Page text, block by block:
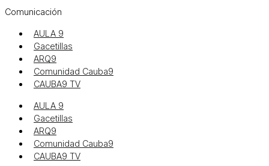
Comunicación
AULA 9
Gacetillas
ARQ9
Comunidad Cauba9
CAUBA9 TV
AULA 9
Gacetillas
ARQ9
Comunidad Cauba9
CAUBA9 TV